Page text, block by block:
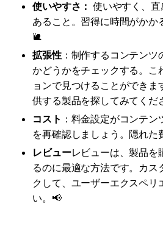
使いやすさ：使いやすく、
あること。習得に時間がかか
🐌
拡張性：制作するコンテンツ
かどうかをチェックする。こ
ョンで見つけることができ
供する製品を探してみてくだ
コスト ：料金設定がコンテ
を再確認しましょう。隠れた
レビューレビューは、製品を
るのに最適な方法です。カス
クして、ユーザーエクスペリ
い。📢